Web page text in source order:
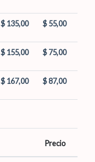
$ 135,00 $ 55,00
$ 155,00 $ 75,00
$ 167,00 $ 87,00
Precio